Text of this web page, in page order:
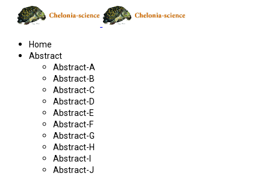
Home
Abstract
Abstract-A
Abstract-B
Abstract-C
Abstract-D
Abstract-E
Abstract-F
Abstract-G
Abstract-H
Abstract-I
Abstract-J